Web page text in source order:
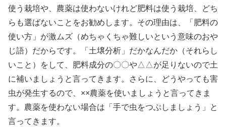
使う栽培や、農薬は使わないけれど肥料は使う栽培、どち
らも選ばないことをお勧めします。その理由は、「肥料の
使い方」が激ムズ（めちゃくちゃ難しいという意味のおや
じ語）だからです。「土壌分析」だかなんだか（それらし
いこと）をして、肥料成分の〇〇や△△が足りないので土
に補いましょうと言ってきます。さらに、どうやっても害
虫が発生するので、××農薬を使いましょうと言ってきま
す。農薬を使わない場合は「手で虫をつぶしましょう」と
言ってきます。